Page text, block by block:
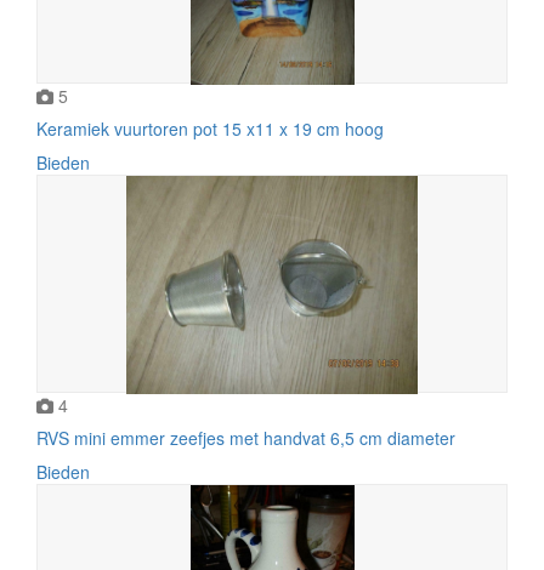
5
Keramiek vuurtoren pot 15 x11 x 19 cm hoog
Bieden
4
RVS mini emmer zeefjes met handvat 6,5 cm diameter
Bieden